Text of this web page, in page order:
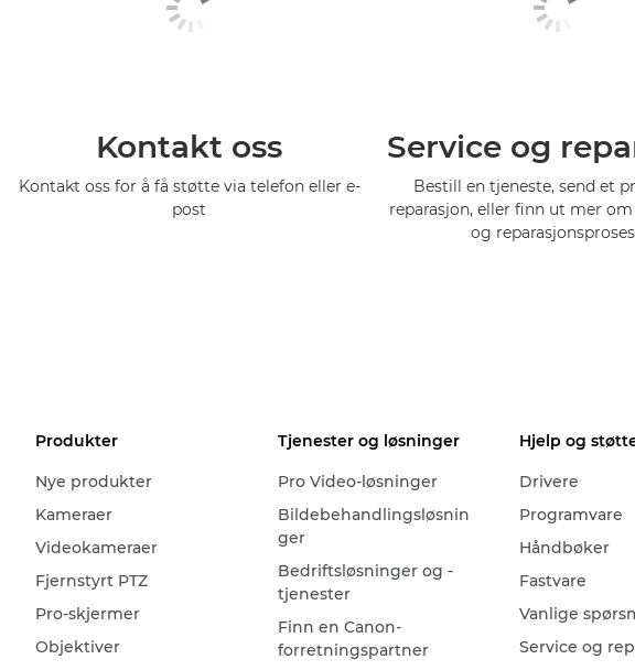
Kontakt oss
Kontakt oss for å få støtte via telefon eller e-
post
Service og
Bestill en tjeneste, send et
reparasjon, eller finn ut mer
og
Produkter
Nye produkter
Kameraer
Videokameraer
Fjernstyrt PTZ
Pro-skjermer
Objektiver
Tjenester og løsninger
Pro Video-løsninger
Bildebehandlingsløsnin
ger
Bedriftsløsninger og -
tjenester
Finn en Canon-
forretningspartner
Hjelp og
Drivere
Programvare
Håndbøker
Fastvare
Vanlige
Service og